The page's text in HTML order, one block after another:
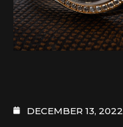
DECEMBER 13, 2022